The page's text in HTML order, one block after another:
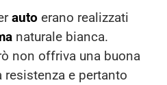
auto erano realizzati
naturale bianca.
non offriva una buona
resistenza e pertanto